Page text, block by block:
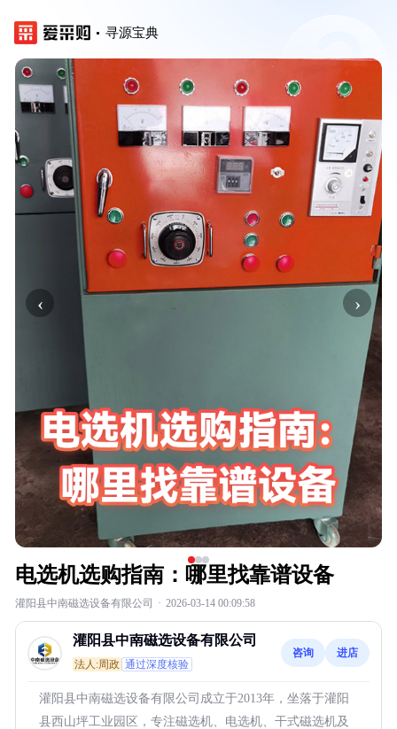
寻源宝典
‹ ›
电选机选购指南：哪里找靠谱设备
灌阳县中南磁选设备有限公司 · 2026-03-14 00:09:58
灌阳县中南磁选设备有限公司
法人:周政 通过深度核验
咨询 进店
灌阳县中南磁选设备有限公司成立于2013年，坐落于灌阳
县西山坪工业园区，专注磁选机、电选机、干式磁选机及